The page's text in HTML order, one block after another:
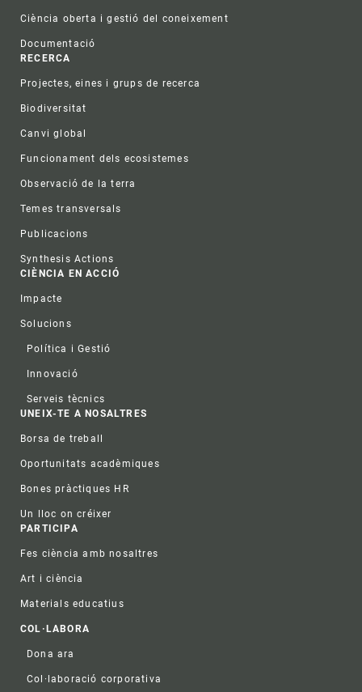
Ciència oberta i gestió del coneixement
Documentació
RECERCA
Projectes, eines i grups de recerca
Biodiversitat
Canvi global
Funcionament dels ecosistemes
Observació de la terra
Temes transversals
Publicacions
Synthesis Actions
CIÈNCIA EN ACCIÓ
Impacte
Solucions
Política i Gestió
Innovació
Serveis tècnics
UNEIX-TE A NOSALTRES
Borsa de treball
Oportunitats acadèmiques
Bones pràctiques HR
Un lloc on créixer
PARTICIPA
Fes ciència amb nosaltres
Art i ciència
Materials educatius
COL·LABORA
Dona ara
Col·laboració corporativa